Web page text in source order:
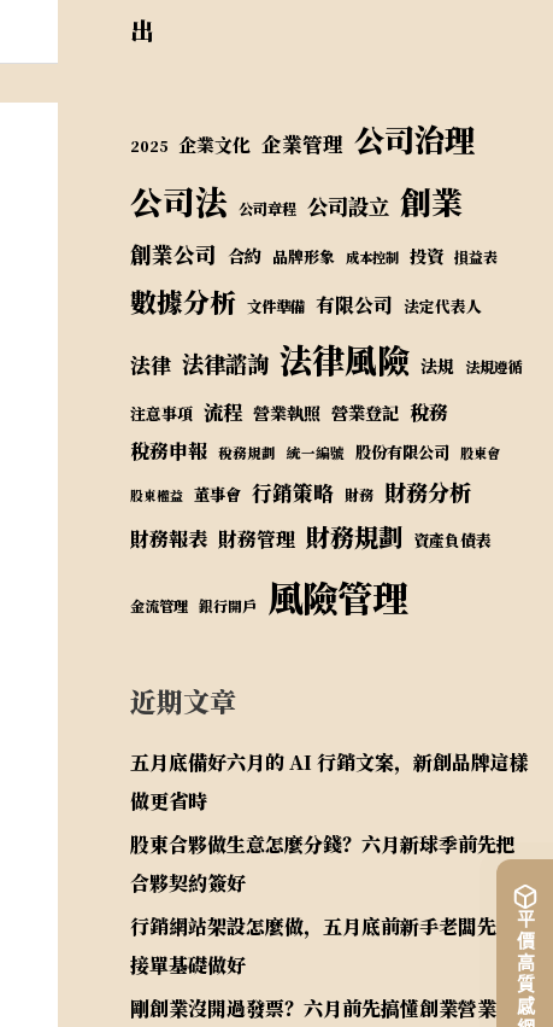
出
2025 企業文化 企業管理 公司治理
公司法 公司章程 公司設立 創業
創業公司 合約 品牌形象 成本控制 投資 損益表
數據分析 文件準備 有限公司 法定代表人
法律 法律諮詢 法律風險 法規 法規遵循
注意事項 流程 營業執照 營業登記 稅務
稅務申報 稅務規劃 統一編號 股份有限公司 股東會
股東權益 董事會 行銷策略 財務 財務分析
財務報表 財務管理 財務規劃 資產負債表
金流管理 銀行開戶 風險管理
近期文章
五月底備好六月的 AI 行銷文案，新創品牌這樣
做更省時
股東合夥做生意怎麼分錢？六月新球季前先把
合夥契約簽好
行銷網站架設怎麼做，五月底前新手老闆先把
接單基礎做好
剛創業沒開過發票？六月前先搞懂創業營業稅